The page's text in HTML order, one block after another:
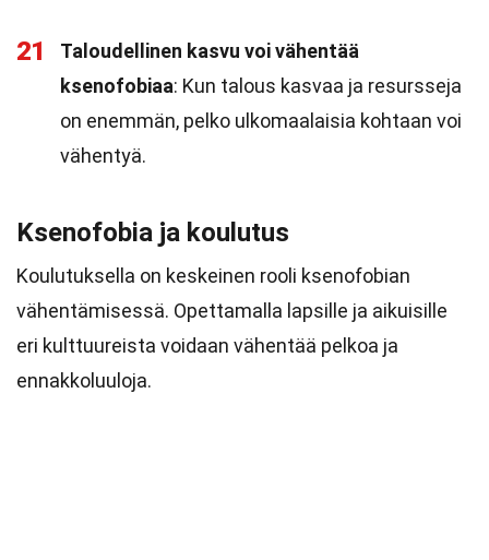
21
Taloudellinen kasvu voi vähentää
ksenofobiaa: Kun talous kasvaa ja resursseja
on enemmän, pelko ulkomaalaisia kohtaan voi
vähentyä.
Ksenofobia ja koulutus
Koulutuksella on keskeinen rooli ksenofobian
vähentämisessä. Opettamalla lapsille ja aikuisille
eri kulttuureista voidaan vähentää pelkoa ja
ennakkoluuloja.